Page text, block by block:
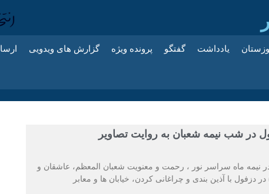
یادداشت گفتگو پرونده ویژه گزارش های ویدویی
در شب نیمه شعبان به روایت تصاویر
نیمه ماه سراسر نور ، رحمت و معنویت شعبان المعظم، عاشقان و
دزفول با آذین بندی و چراغانی کردن، خیابان ها و معابر